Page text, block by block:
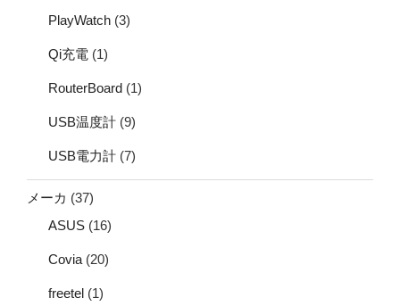
PlayWatch (3)
Qi充電 (1)
RouterBoard (1)
USB温度計 (9)
USB電力計 (7)
メーカ (37)
ASUS (16)
Covia (20)
freetel (1)